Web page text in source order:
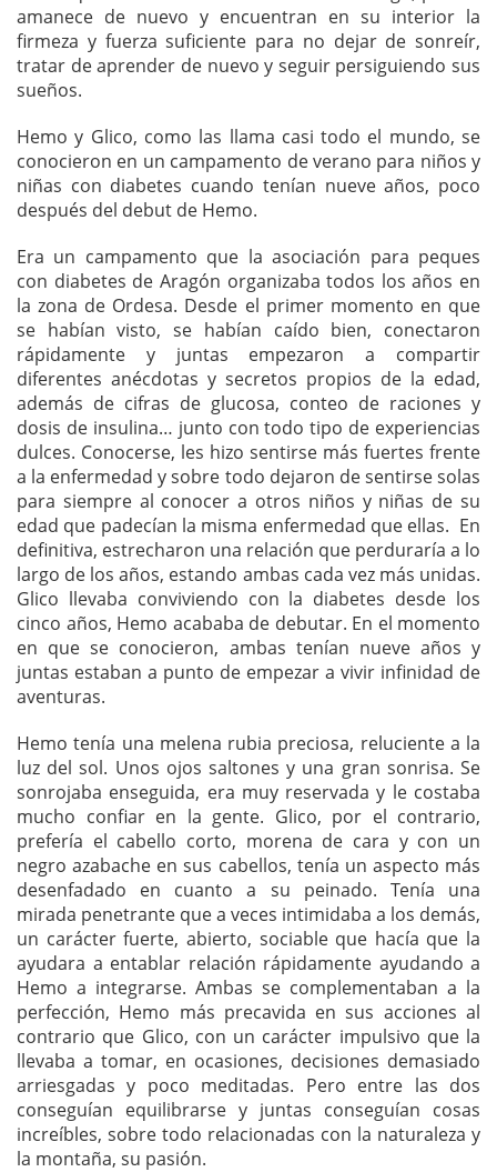
amanece de nuevo y encuentran en su interior la
firmeza y fuerza suficiente para no dejar de sonreír,
tratar de aprender de nuevo y seguir persiguiendo sus
sueños.
Hemo y Glico, como las llama casi todo el mundo, se
conocieron en un campamento de verano para niños y
niñas con diabetes cuando tenían nueve años, poco
después del debut de Hemo.
Era un campamento que la asociación para peques
con diabetes de Aragón organizaba todos los años en
la zona de Ordesa. Desde el primer momento en que
se habían visto, se habían caído bien, conectaron
rápidamente y juntas empezaron a compartir
diferentes anécdotas y secretos propios de la edad,
además de cifras de glucosa, conteo de raciones y
dosis de insulina… junto con todo tipo de experiencias
dulces. Conocerse, les hizo sentirse más fuertes frente
a la enfermedad y sobre todo dejaron de sentirse solas
para siempre al conocer a otros niños y niñas de su
edad que padecían la misma enfermedad que ellas. En
definitiva, estrecharon una relación que perduraría a lo
largo de los años, estando ambas cada vez más unidas.
Glico llevaba conviviendo con la diabetes desde los
cinco años, Hemo acababa de debutar. En el momento
en que se conocieron, ambas tenían nueve años y
juntas estaban a punto de empezar a vivir infinidad de
aventuras.
Hemo tenía una melena rubia preciosa, reluciente a la
luz del sol. Unos ojos saltones y una gran sonrisa. Se
sonrojaba enseguida, era muy reservada y le costaba
mucho confiar en la gente. Glico, por el contrario,
prefería el cabello corto, morena de cara y con un
negro azabache en sus cabellos, tenía un aspecto más
desenfadado en cuanto a su peinado. Tenía una
mirada penetrante que a veces intimidaba a los demás,
un carácter fuerte, abierto, sociable que hacía que la
ayudara a entablar relación rápidamente ayudando a
Hemo a integrarse. Ambas se complementaban a la
perfección, Hemo más precavida en sus acciones al
contrario que Glico, con un carácter impulsivo que la
llevaba a tomar, en ocasiones, decisiones demasiado
arriesgadas y poco meditadas. Pero entre las dos
conseguían equilibrarse y juntas conseguían cosas
increíbles, sobre todo relacionadas con la naturaleza y
la montaña, su pasión.